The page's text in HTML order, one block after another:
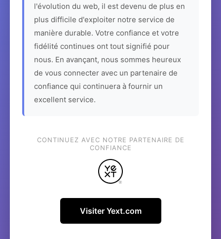
l'évolution du web, il est devenu de plus en
plus difficile d'exploiter notre service de
manière durable. Votre confiance et votre
fidélité continues ont tout signifié pour
nous. En avançant, nous sommes heureux
de vous connecter avec un partenaire de
confiance qui continuera à fournir un
excellent service.
CONTINUEZ AVEC NOTRE PARTENAIRE DE
CONFIANCE
Visiter Yext.com